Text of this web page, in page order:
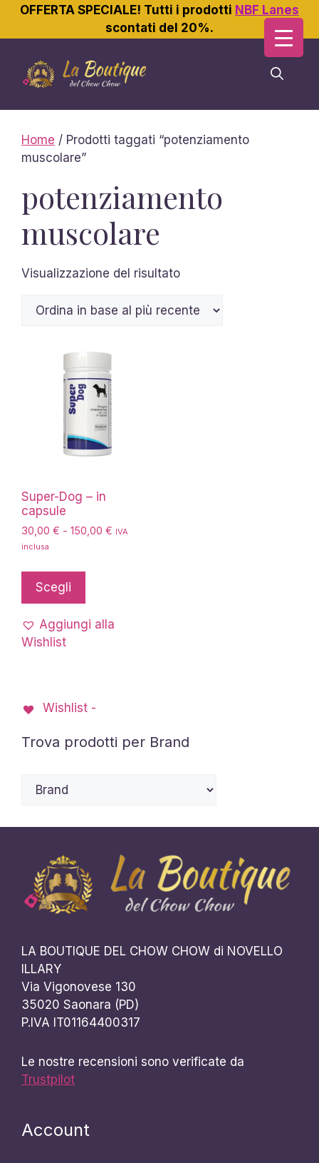
OFFERTA SPECIALE! Tutti i prodotti NBF Lanes
scontati del 20%.
contenuto
Home / Prodotti taggati “potenziamento
muscolare”
potenziamento
muscolare
Visualizzazione del risultato
Super-Dog – in
capsule
30,00 € - 150,00 € Fascia
150,00 €
IVA
inclusa
Scegli
ha
più
essere
nella
Aggiungi alla
Wishlist
Wishlist -
Trova prodotti per Brand
LA BOUTIQUE DEL CHOW CHOW di NOVELLO
ILLARY
Via Vigonovese 130
35020 Saonara (PD)
P.IVA IT01164400317
Le nostre recensioni sono verificate da
Trustpilot
Account